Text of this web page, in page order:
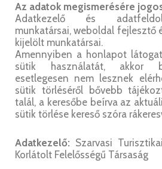
Az adatok megismerésére
Adatkezelő és
munkatársai, weboldal fejlesztő
kijelölt munkatársai.
Amennyiben a honlapot
sütik használatát, akkor
esetlegesen nem lesznek
sütik törléséről bővebb
talál, a keresőbe beírva az
sütik törlése kereső szóra
Adatkezelő: Szarvasi
Korlátolt Felelősségű Társaság